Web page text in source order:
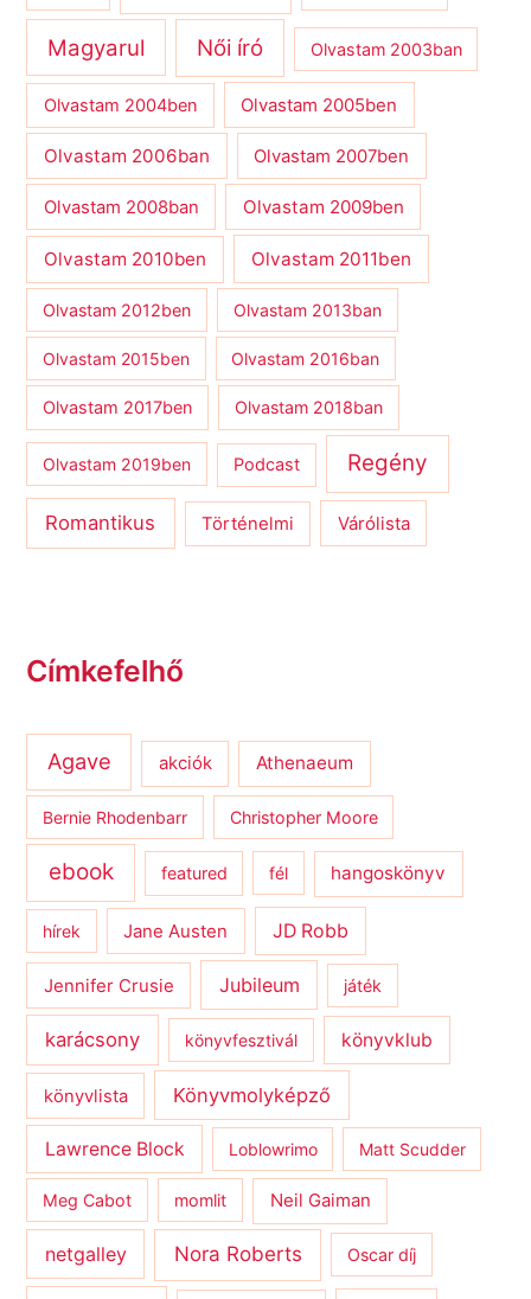
Magyarul Női író Olvastam 2003ban
Olvastam 2004ben Olvastam 2005ben
Olvastam 2006ban Olvastam 2007ben
Olvastam 2008ban Olvastam 2009ben
Olvastam 2010ben Olvastam 2011ben
Olvastam 2012ben Olvastam 2013ban
Olvastam 2015ben Olvastam 2016ban
Olvastam 2017ben Olvastam 2018ban
Olvastam 2019ben Podcast Regény
Romantikus Történelmi Várólista
Címkefelhő
Agave akciók Athenaeum
Bernie Rhodenbarr Christopher Moore
ebook featured fél hangoskönyv
hírek Jane Austen JD Robb
Jennifer Crusie Jubileum játék
karácsony könyvfesztivál könyvklub
könyvlista Könyvmolyképző
Lawrence Block Loblowrimo Matt Scudder
Meg Cabot momlit Neil Gaiman
netgalley Nora Roberts Oscar díj